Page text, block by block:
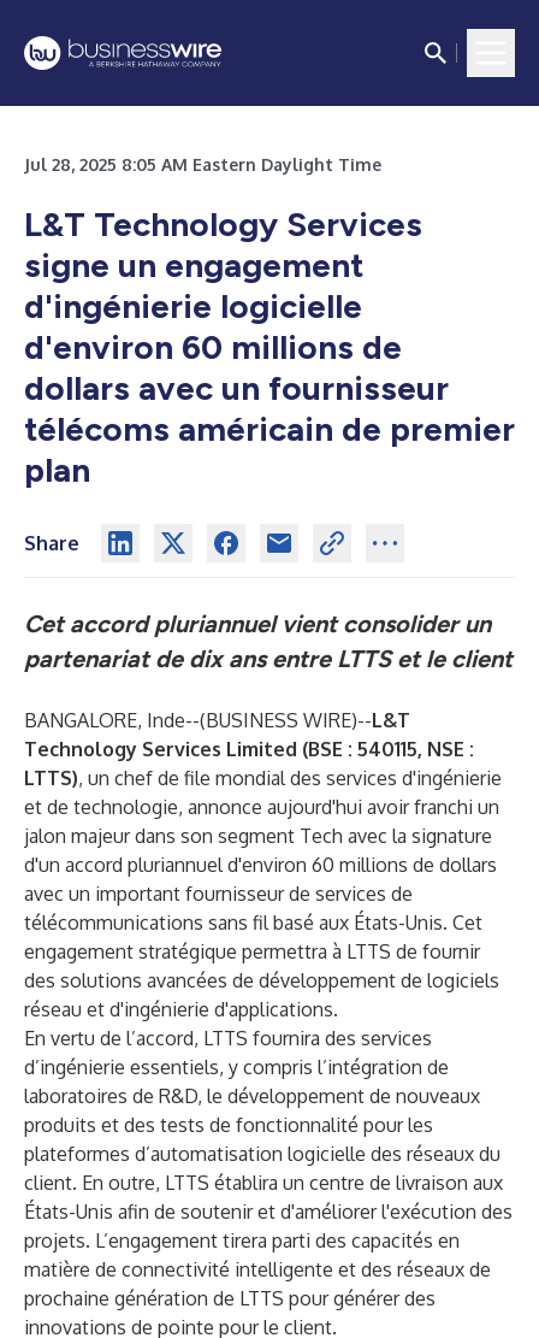
Jul 28, 2025 8:05 AM Eastern Daylight Time
L&T Technology Services
signe un engagement
d'ingénierie logicielle
d'environ 60 millions de
dollars avec un fournisseur
télécoms américain de premier
plan
Share
Cet accord pluriannuel vient consolider un
partenariat de dix ans entre LTTS et le client
BANGALORE, Inde--(BUSINESS WIRE)--L&T
Technology Services Limited (BSE : 540115, NSE :
LTTS), un chef de file mondial des services d'ingénierie
et de technologie, annonce aujourd'hui avoir franchi un
jalon majeur dans son segment Tech avec la signature
d'un accord pluriannuel d'environ 60 millions de dollars
avec un important fournisseur de services de
télécommunications sans fil basé aux États-Unis. Cet
engagement stratégique permettra à LTTS de fournir
des solutions avancées de développement de logiciels
réseau et d'ingénierie d'applications.
En vertu de l’accord, LTTS fournira des services
d’ingénierie essentiels, y compris l’intégration de
laboratoires de R&D, le développement de nouveaux
produits et des tests de fonctionnalité pour les
plateformes d’automatisation logicielle des réseaux du
client. En outre, LTTS établira un centre de livraison aux
États-Unis afin de soutenir et d'améliorer l'exécution des
projets. L’engagement tirera parti des capacités en
matière de connectivité intelligente et des réseaux de
prochaine génération de LTTS pour générer des
innovations de pointe pour le client.